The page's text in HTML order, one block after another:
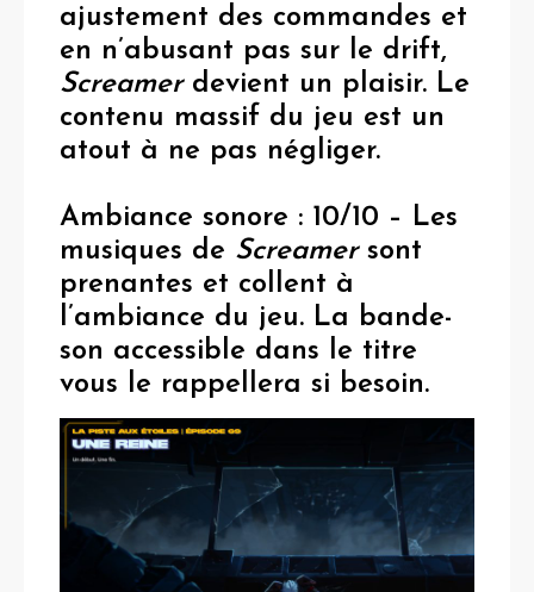
ajustement des commandes et
en n’abusant pas sur le drift,
Screamer devient un plaisir. Le
contenu massif du jeu est un
atout à ne pas négliger.
Ambiance sonore : 10/10 – Les
musiques de Screamer sont
prenantes et collent à
l’ambiance du jeu. La bande-
son accessible dans le titre
vous le rappellera si besoin.